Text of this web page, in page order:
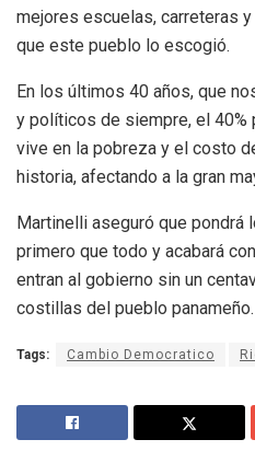
mejores escuelas, carreteras
que este pueblo lo escogió.
En los últimos 40 años, que
y políticos de siempre, el 40%
vive en la pobreza y el costo
historia, afectando a la gran
Martinelli aseguró que pondrá
primero que todo y acabará
entran al gobierno sin un
costillas del pueblo panameño.
Tags: Cambio Democratico